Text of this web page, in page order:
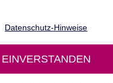
Gesundheit,
Giessen schloss
– mit fundiertem